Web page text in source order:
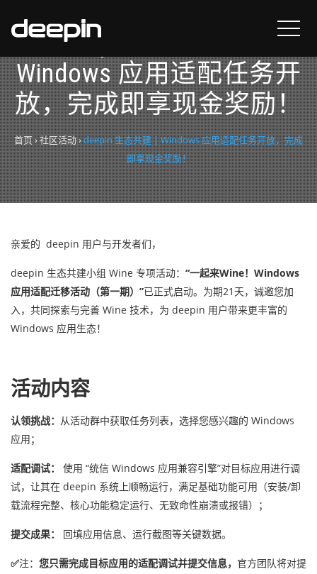
deepin 生态共建 |
Windows 应用适配任务开
放，完成即享现金奖励！
首页 ›社区活动›deepin 生态共建 | Windows 应用适配任务开放，完成
即享现金奖励！
亲爱的 deepin 用户与开发者们，
deepin 生态共建小组 Wine 专项活动： “一起来Wine！Windows
应用适配迁移活动（第一期）”已正式启动。为期21天，诚邀您加
入，共同探索与完善 Wine 技术，为 deepin 用户带来更丰富的
Windows 应用生态！
活动内容
认领挑战： 从活动群中获取任务列表，选择您感兴趣的 Windows
应用；
适配调试：
使用 “统信 Windows 应用兼容引擎”对目标应用进行调
试，让其在 deepin 系统上顺畅运行，满足基础功能可用（安装/卸
载流程完整、核心功能稳定运行、无致命性崩溃或报错）；
提交成果： 回填应用信息、运行截图等关键数据。
✅注： 您只需完成目标应用的适配调试并提交信息， 官方团队将对提